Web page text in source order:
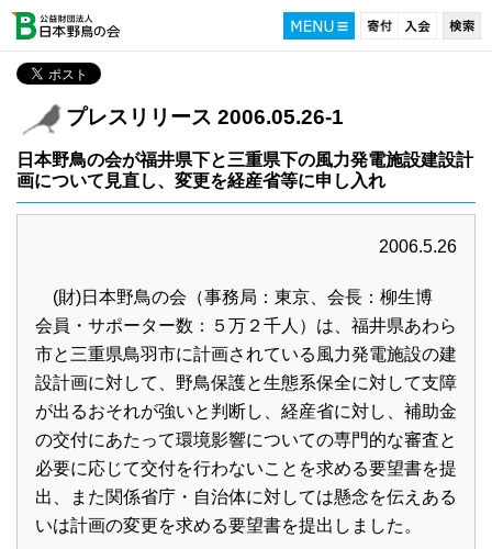
プレスリリース 2006.05.26-1
日本野鳥の会が福井県下と三重県下の風力発電施設建設計
画について見直し、変更を経産省等に申し入れ
2006.5.26
(財)日本野鳥の会（事務局：東京、会長：柳生博
会員・サポーター数：５万２千人）は、福井県あわら
市と三重県鳥羽市に計画されている風力発電施設の建
設計画に対して、野鳥保護と生態系保全に対して支障
が出るおそれが強いと判断し、経産省に対し、補助金
の交付にあたって環境影響についての専門的な審査と
必要に応じて交付を行わないことを求める要望書を提
出、また関係省庁・自治体に対しては懸念を伝えある
いは計画の変更を求める要望書を提出しました。